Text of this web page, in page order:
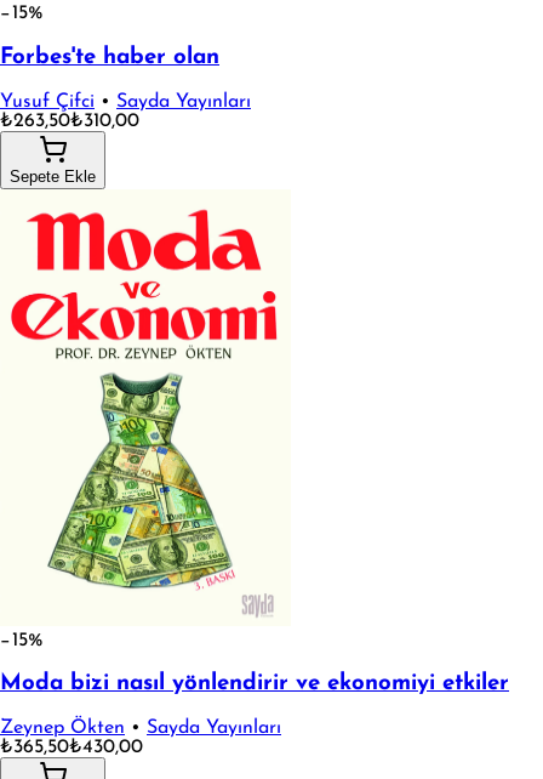
−15%
Forbes'te haber olan
Yusuf Çifci • Sayda Yayınları
₺263,50₺310,00
Sepete Ekle
−15%
Moda bizi nasıl yönlendirir ve ekonomiyi etkiler
Zeynep Ökten • Sayda Yayınları
₺365,50₺430,00